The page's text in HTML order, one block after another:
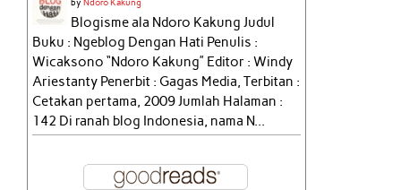
by Ndoro Kakung
Blogisme ala Ndoro Kakung Judul
Buku : Ngeblog Dengan Hati Penulis :
Wicaksono “Ndoro Kakung” Editor : Windy
Ariestanty Penerbit : Gagas Media, Terbitan :
Cetakan pertama, 2009 Jumlah Halaman :
142 Di ranah blog Indonesia, nama N...